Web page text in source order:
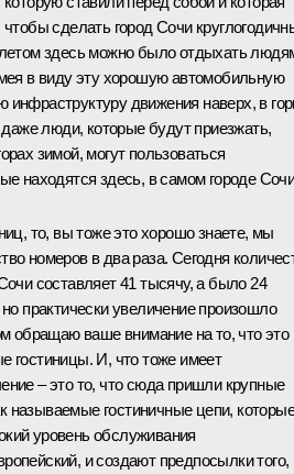
сделать город Сочи
здесь можно было отдыхать
в виду эту хорошую автомобильную
инфраструктуру движения наверх, в
даже люди, которые будут приезжать,
зимой, могут пользоваться
находятся здесь, в самом городе
то, вы тоже это хорошо знаете, мы
номеров в два раза. Сегодня
составляет 41 тысячу, а было 24
практически увеличение произошло
обращаю ваше внимание на то, что это
гостиницы. И, что тоже имеет
– это то, что сюда пришли крупные
называемые гостиничные цепи, которые
уровень обслуживания
и создают предпосылки того,